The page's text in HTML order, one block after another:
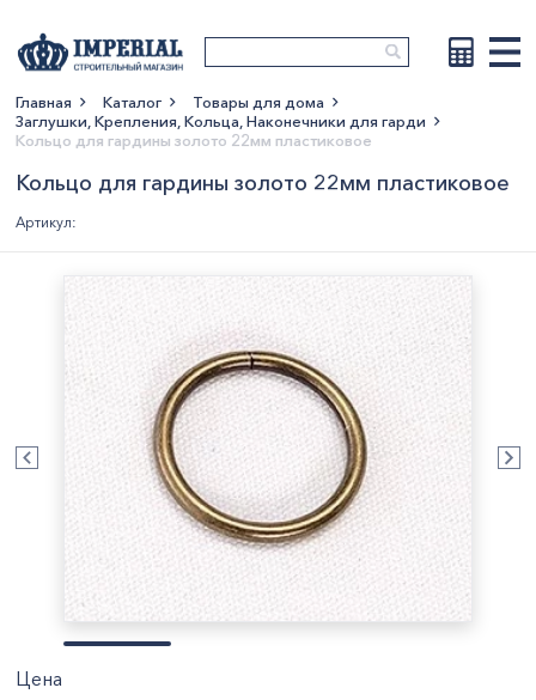
Показать больше
Главная Каталог
Товары для дома
Заглушки, Крепления, Кольца, Наконечники для гарди
Кольцо для гардины золото 22мм пластиковое
Кольцо для гардины золото 22мм пластиковое
Артикул:
Цена